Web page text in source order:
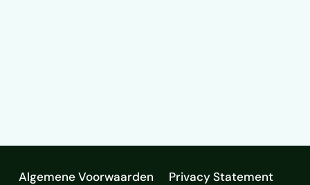
Algemene Voorwaarden
Privacy Statement